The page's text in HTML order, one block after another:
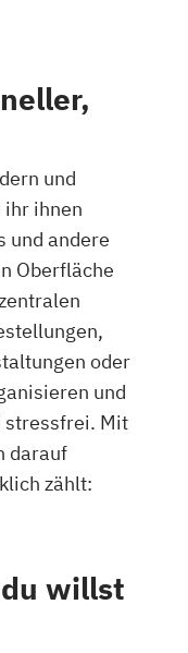
und
ihr ihnen
und andere
Oberfläche
oder
und
stressfrei. Mit
darauf
zählt:
willst